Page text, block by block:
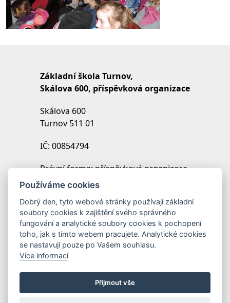
Základní škola Turnov,
Skálova 600, příspěvková organizace
Skálova 600
Turnov 511 01
IČ: 00854794
Právní forma: příspěvková organizace
IZO: 102454027
Zřizovatel: Město Turnov
Používáme cookies
Dobrý den, tyto webové stránky používají základní
soubory cookies k zajištění svého správného
fungování a analytické soubory cookies k pochopení
toho, jak s tímto webem pracujete. Analytické cookies
se nastavují pouze po Vašem souhlasu.
Více informací
Přijmout vše